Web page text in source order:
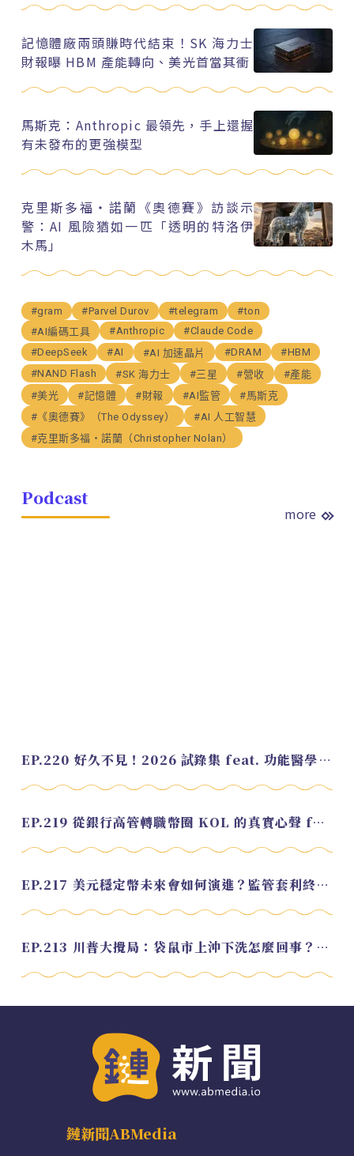
記憶體廠兩頭賺時代結束！SK 海力士
財報曝 HBM 產能轉向、美光首當其衝
馬斯克：Anthropic 最領先，手上還握
有未發布的更強模型
克里斯多福・諾蘭《奧德賽》訪談示
警：AI 風險猶如一匹「透明的特洛伊
木馬」
#gram #Parvel Durov #telegram
#ton
#AI編碼工具
#Anthropic
#Claude Code
#DeepSeek
#AI #AI 加速晶片 #DRAM
#HBM
#NAND Flash
#SK 海力士 #三星 #營收
#產能
#美光
#記憶體 #財報 #AI監管
#馬斯克
#《奧德賽》（The Odyssey）
#AI 人工智慧
#克里斯多福・諾蘭（Christopher Nolan）
Podcast
more
EP.220 好久不見！2026 試錄集 feat. 功能醫學營養師 美寶
EP.219 從銀行高管轉職幣圈 KOL 的真實心聲 feat.龜大
EP.217 美元穩定幣未來會如何演進？監管套利終將收斂？feat. 研究員 余哲安
EP.213 川普大攪局：袋鼠市上沖下洗怎麼回事？feat. Alvin
鏈新聞ABMedia